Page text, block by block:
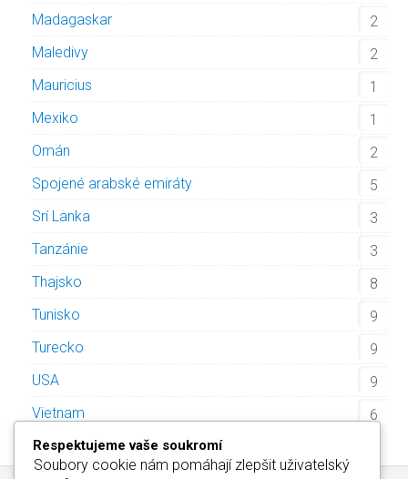
Madagaskar
2
Maledivy
2
Mauricius
1
Mexiko
1
Omán
2
Spojené arabské emiráty
5
Srí Lanka
3
Tanzánie
3
Thajsko
8
Tunisko
9
Turecko
9
USA
9
Vietnam
6
Respektujeme vaše soukromí
Soubory cookie nám pomáhají zlepšit uživatelský